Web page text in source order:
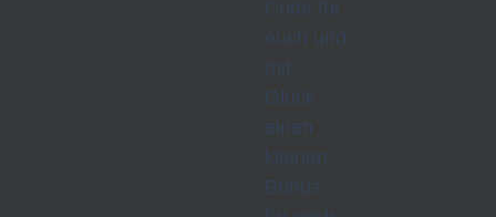
Code für
euch und
mit
Glück
einen
kleinen
Bonus